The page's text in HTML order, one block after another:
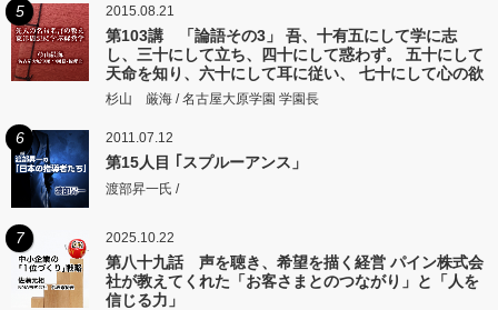
5 2015.08.21
第103講 「論語その3」 吾、十有五にして学に志
し、三十にして立ち、四十にして惑わず。 五十にして
天命を知り、六十にして耳に従い、 七十にして心の欲
するところに従いて矩をこえず。
杉山 厳海 / 名古屋大原学園 学園長
6 2011.07.12
第15人目 ｢スプルーアンス」
渡部昇一氏 /
7 2025.10.22
第八十九話 声を聴き、希望を描く経営 パイン株式会
社が教えてくれた「お客さまとのつながり」と「人を
信じる力」